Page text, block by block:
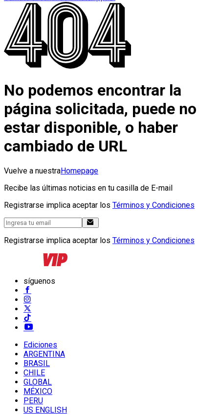
No podemos encontrar la
página solicitada, puede no
estar disponible, o haber
cambiado de URL
Vuelve a nuestraHomepage
Recibe las últimas noticias en tu casilla de E-mail
Registrarse implica aceptar los Términos y Condiciones
Registrarse implica aceptar los Términos y Condiciones
síguenos
Ediciones
ARGENTINA
BRASIL
CHILE
GLOBAL
MÉXICO
PERU
US ENGLISH